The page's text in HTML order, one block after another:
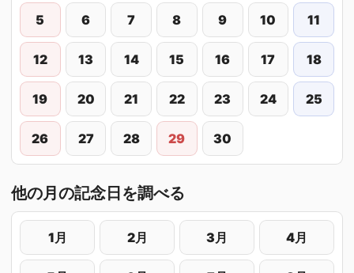
5 6 7 8 9 10 11
12 13 14 15 16 17 18
19 20 21 22 23 24 25
26 27 28 29 30
他の月の記念日を調べる
1月 2月 3月 4月